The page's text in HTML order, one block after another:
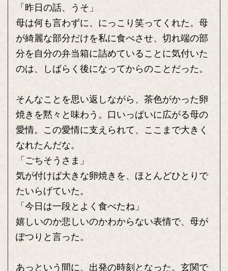
「昨日の話、うそ」
母は何も言わずに、にっこり笑ってくれた。母
が綺麗な部分だけを私に食べさせ、切れ端の部
分を自分の弁当箱に詰めていることに気付いた
のは、しばらく後になってからのことだった。
そんなことを思い返しながら、茶色がかった卵
焼きを黙々と味わう。口いっぱいに広がる母の
愛情。この愛情に支えられて、ここまで大きく
なれたんだな。
「ごちそうさま」
気が付けば大きな卵焼きを、ほとんどひとりで
たいらげていた。
「今日は一段とよく食べたね」
嬉しいのか悲しいのかわからない表情で、母が
ぽつりと言った。
あっという間に、出発の時刻となった。玄関で